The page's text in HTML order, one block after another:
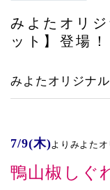
みよたオリ
ット】登場！
みよたオリジナ
7/9(木)よりみよた
鴨山椒しぐ